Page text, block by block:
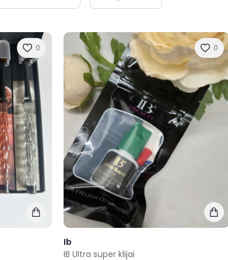
0 0
Ib
IB Ultra super klijai